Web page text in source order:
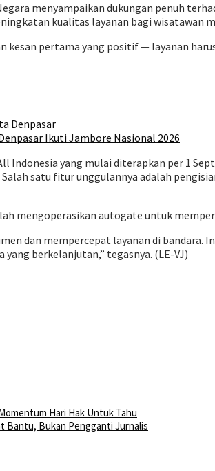
menyampaikan dukungan penuh
kualitas layanan bagi wisatawan
kesan pertama yang positif — layanan
Denpasar
Ikuti Jambore Nasional 2026
Indonesia yang mulai diterapkan per 1
satu fitur unggulannya adalah
mengoperasikan autogate untuk
dan mempercepat layanan di
berkelanjutan,” tegasnya. (LE-VJ)
Hari Hak Untuk Tahu
Bantu, Bukan Pengganti Jurnalis